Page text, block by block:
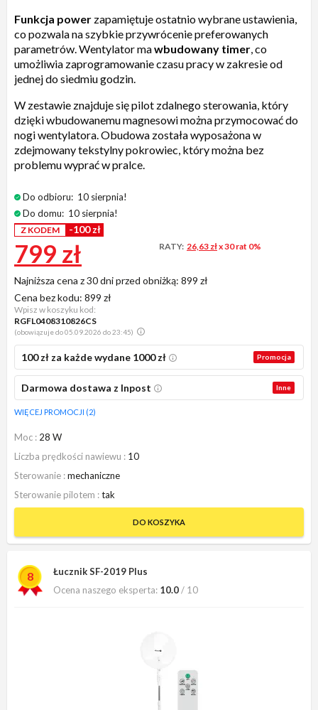
Funkcja power zapamiętuje ostatnio wybrane ustawienia,
co pozwala na szybkie przywrócenie preferowanych
parametrów. Wentylator mawbudowany timer , co
umożliwia zaprogramowanie czasu pracy w zakresie od
jednej do siedmiu godzin.
W zestawie znajduje się pilot zdalnego sterowania, który
dzięki wbudowanemu magnesowi można przymocować do
nogi wentylatora. Obudowa została wyposażona w
zdejmowany tekstylny pokrowiec, który można bez
problemu wyprać w pralce.
Do odbioru: 10 sierpnia!
Do domu: 10 sierpnia!
Z KODEM -100 zł
799 zł
Najniższa cena z 30 dni przed obniżką: 899 zł
Cena bez kodu: 899 zł
Wpisz w koszyku kod:
RGFL0408310826CS
(obowiązuje do 05.09.2026 do 23:45)
RATY: 26,63 złx 30 rat 0%
Promocja
100 zł za każde wydane 1000 zł
Inne
Darmowa dostawa z Inpost
WIĘCEJ PROMOCJI (2)
Moc
28 W
Liczba prędkości nawiewu
10
Sterowanie mechaniczne
Sterowanie pilotem
tak
DO KOSZYKA
8
Łucznik SF-2019 Plus
Ocena naszego eksperta: 10.0/ 10